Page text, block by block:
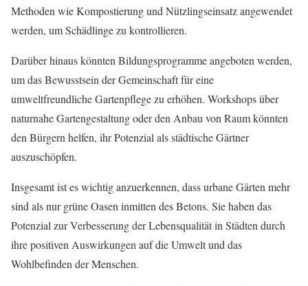
Methoden wie Kompostierung und Nützlingseinsatz angewendet
werden, um Schädlinge zu kontrollieren.
Darüber hinaus könnten Bildungsprogramme angeboten werden,
um das Bewusstsein der Gemeinschaft für eine
umweltfreundliche Gartenpflege zu erhöhen. Workshops über
naturnahe Gartengestaltung oder den Anbau von Raum könnten
den Bürgern helfen, ihr Potenzial als städtische Gärtner
auszuschöpfen.
Insgesamt ist es wichtig anzuerkennen, dass urbane Gärten mehr
sind als nur grüne Oasen inmitten des Betons. Sie haben das
Potenzial zur Verbesserung der Lebensqualität in Städten durch
ihre positiven Auswirkungen auf die Umwelt und das
Wohlbefinden der Menschen.